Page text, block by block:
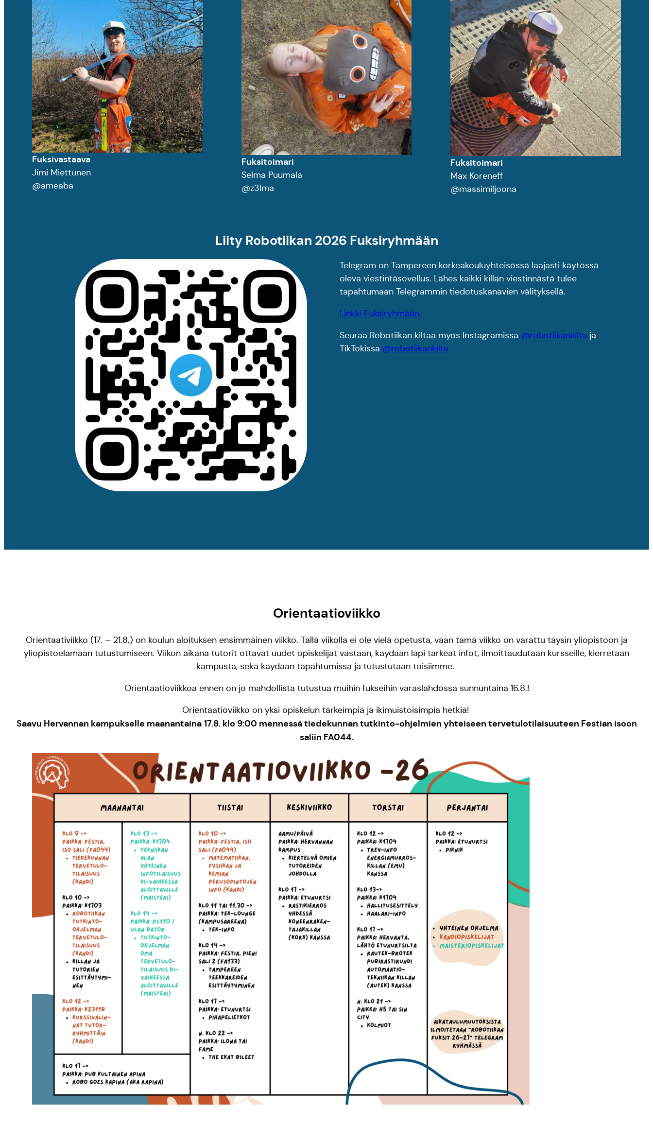
Fuksivastaava
Jimi Miettunen
@ameaba
Fuksitoimari
Selma Puumala
@z3lma
Fuksitoimari
Max Koreneff
@massimiljoona
Liity Robotiikan 2026 Fuksiryhmään
Telegram on Tampereen korkeakouluyhteisössä laajasti käytössä
oleva viestintäsovellus. Lähes kaikki killan viestinnästä tulee
tapahtumaan Telegrammin tiedotuskanavien välityksellä.
Linkki Fuksiryhmään
Seuraa Robotiikan kiltaa myös Instagramissa @robotiikankilta ja
TikTokissa @robotiikankilta
Orientaatioviikko
Orientaativiikko (17. – 21.8.) on koulun aloituksen ensimmäinen viikko. Tällä viikolla ei ole vielä opetusta, vaan tämä viikko on varattu täysin yliopistoon ja
yliopistoelämään tutustumiseen. Viikon aikana tutorit ottavat uudet opiskelijat vastaan, käydään läpi tärkeät infot, ilmoittaudutaan kursseille, kierretään
kampusta, sekä käydään tapahtumissa ja tutustutaan toisiimme.
Orientaatioviikkoa ennen on jo mahdollista tutustua muihin fukseihin varaslähdössä sunnuntaina 16.8.!
Orientaatioviikko on yksi opiskelun tärkeimpiä ja ikimuistoisimpia hetkiä!
Saavu Hervannan kampukselle maanantaina 17.8. klo 9:00 mennessä tiedekunnan tutkinto-ohjelmien yhteiseen tervetulotilaisuuteen Festian isoon
saliin FA044.